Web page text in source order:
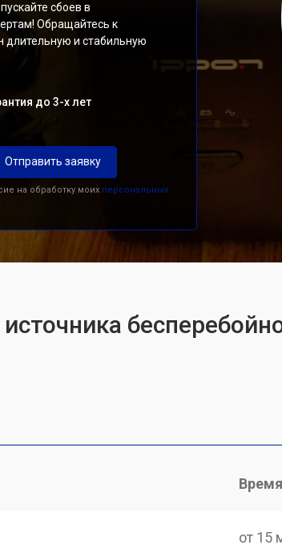
сбоев в
Обращайтесь к
и стабильную
до 3-х лет
Отправить заявку
на обработку моих персональных
Время
от 15